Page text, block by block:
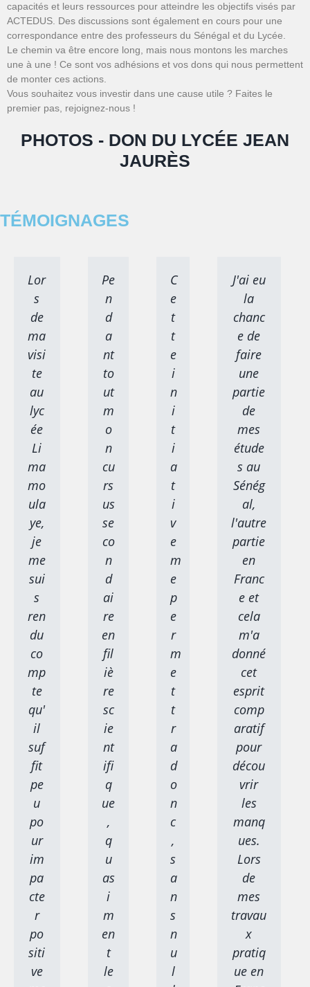
capacités et leurs ressources pour atteindre les objectifs visés par
ACTEDUS. Des discussions sont également en cours pour une
correspondance entre des professeurs du Sénégal et du Lycée.
Le chemin va être encore long, mais nous montons les marches
une à une ! Ce sont vos adhésions et vos dons qui nous permettent
de monter ces actions.
Vous souhaitez vous investir dans une cause utile ? Faites le
premier pas, rejoignez-nous !
PHOTOS - DON DU LYCÉE JEAN
JAURÈS
TÉMOIGNAGES
Lor
s
de
ma
visi
te
au
lyc
ée
Li
ma
mo
ula
ye,
je
me
sui
s
ren
du
co
mp
te
qu'
il
suf
fit
pe
u
po
ur
im
pa
cte
r
po
siti
ve
Pe
n
d
a
nt
to
ut
m
o
n
cu
rs
us
se
co
n
d
ai
re
en
fil
iè
re
sc
ie
nt
ifi
q
ue
,
q
u
as
i
m
en
t
le
C
e
t
t
e
i
n
i
t
i
a
t
i
v
e
m
e
p
e
r
m
e
t
t
r
a
d
o
n
c
,
s
a
n
s
n
u
l
J'ai eu
la
chanc
e de
faire
une
partie
de
mes
étude
s au
Sénég
al,
l'autre
partie
en
Franc
e et
cela
m'a
donné
cet
esprit
comp
aratif
pour
décou
vrir
les
manq
ues.
Lors
de
mes
travau
x
pratiq
ue en